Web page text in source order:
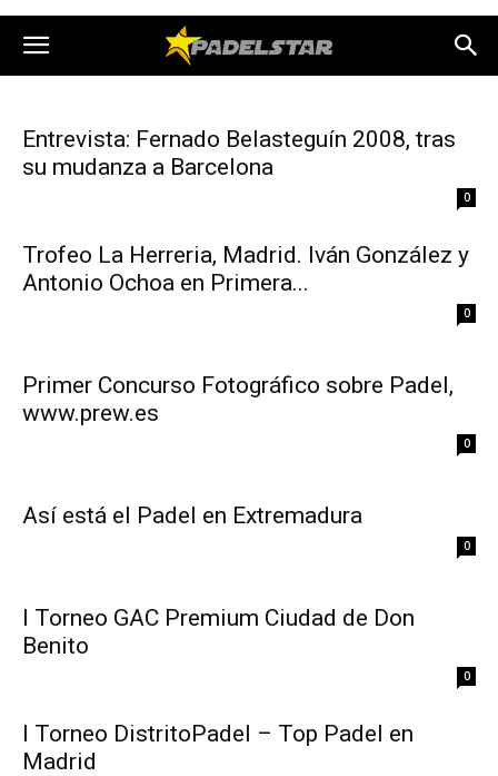
Entrevista: Fernado Belasteguín 2008, tras
su mudanza a Barcelona
0
Trofeo La Herreria, Madrid. Iván González y
Antonio Ochoa en Primera...
0
Primer Concurso Fotográfico sobre Padel,
www.prew.es
0
Así está el Padel en Extremadura
0
I Torneo GAC Premium Ciudad de Don
Benito
0
I Torneo DistritoPadel – Top Padel en
Madrid